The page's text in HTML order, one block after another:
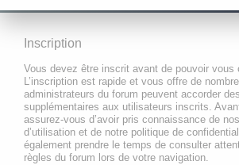
Inscription
Vous devez être inscrit avant de pouvoir vous
L’inscription est rapide et vous offre de
administrateurs du forum peuvent accorder
supplémentaires aux utilisateurs inscrits.
assurez-vous d’avoir pris connaissance de
d’utilisation et de notre politique de
également prendre le temps de consulter
règles du forum lors de votre navigation.